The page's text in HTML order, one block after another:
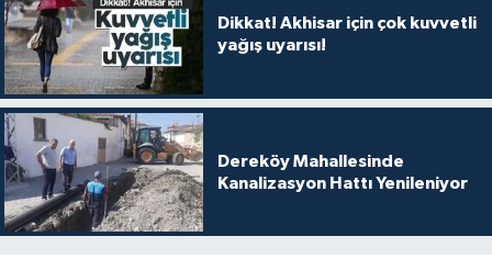
Dikkat! Akhisar için çok kuvvetli
yağış uyarısı!
Dereköy Mahallesinde
Kanalizasyon Hattı Yenileniyor